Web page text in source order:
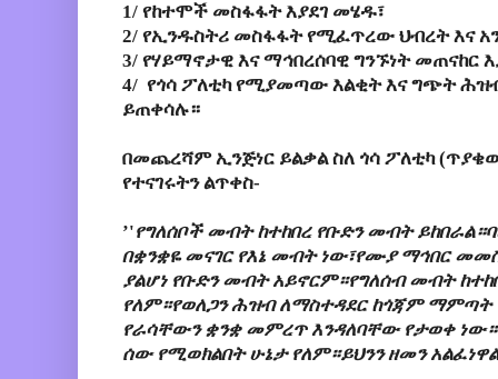
1/ የከተሞች መስፋፋትእያደገ መሄዱ፣
2/ የኢንዱስትሪ መስፋፋት የሚፈጥረው ህብረት እና
3/ የሃይማኖታዊ እና ማኅበረሰባዊ ግንኙነት መጠናከር
4/ የጎሳ ፖለቲካ የሚያመጣው እልቂት እና ግጭት
ይጠቀሳሉ።
በመጨረሻም ኢንጅነር ይልቃል ስለ ጎሳ ፖለቲካ(
የተናገሩትን ልጥቀስ-
’'የግለሰቦች መብት ከተከበረ የቡድን መብት
በቋንቋዬ መናገር የእኔ መብት ነው፣የሙያ ማኅበር
ያልሆነ የቡድን መብት አይኖርም።የግለሰብ መብት
የለም።የወለጋን ሕዝብ ለማስተዳደር ከጎጃም ማምጣት
የራሳቸውን ቋንቋ መምረጥ እንዳለባቸው የታወቀ
ሰው የሚወክልበት ሁኔታ የለም።ይህንን ዘመን አልፈነዋል